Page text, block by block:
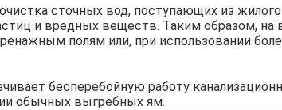
сточных вод, поступающих из
и вредных веществ. Таким образом,
полям или, при использовании
бесперебойную работу
обычных выгребных ям.